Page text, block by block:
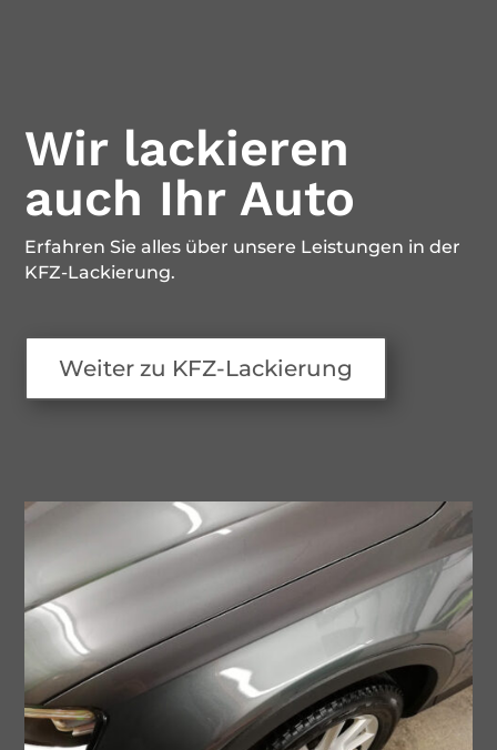
Wir lackieren
auch Ihr Auto
Erfahren Sie alles über unsere Leistungen in der
KFZ-Lackierung.
Weiter zu KFZ-Lackierung